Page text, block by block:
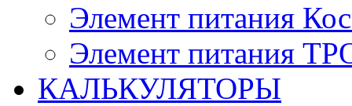
Элемент питания
Элемент питания
КАЛЬКУЛЯТОРЫ